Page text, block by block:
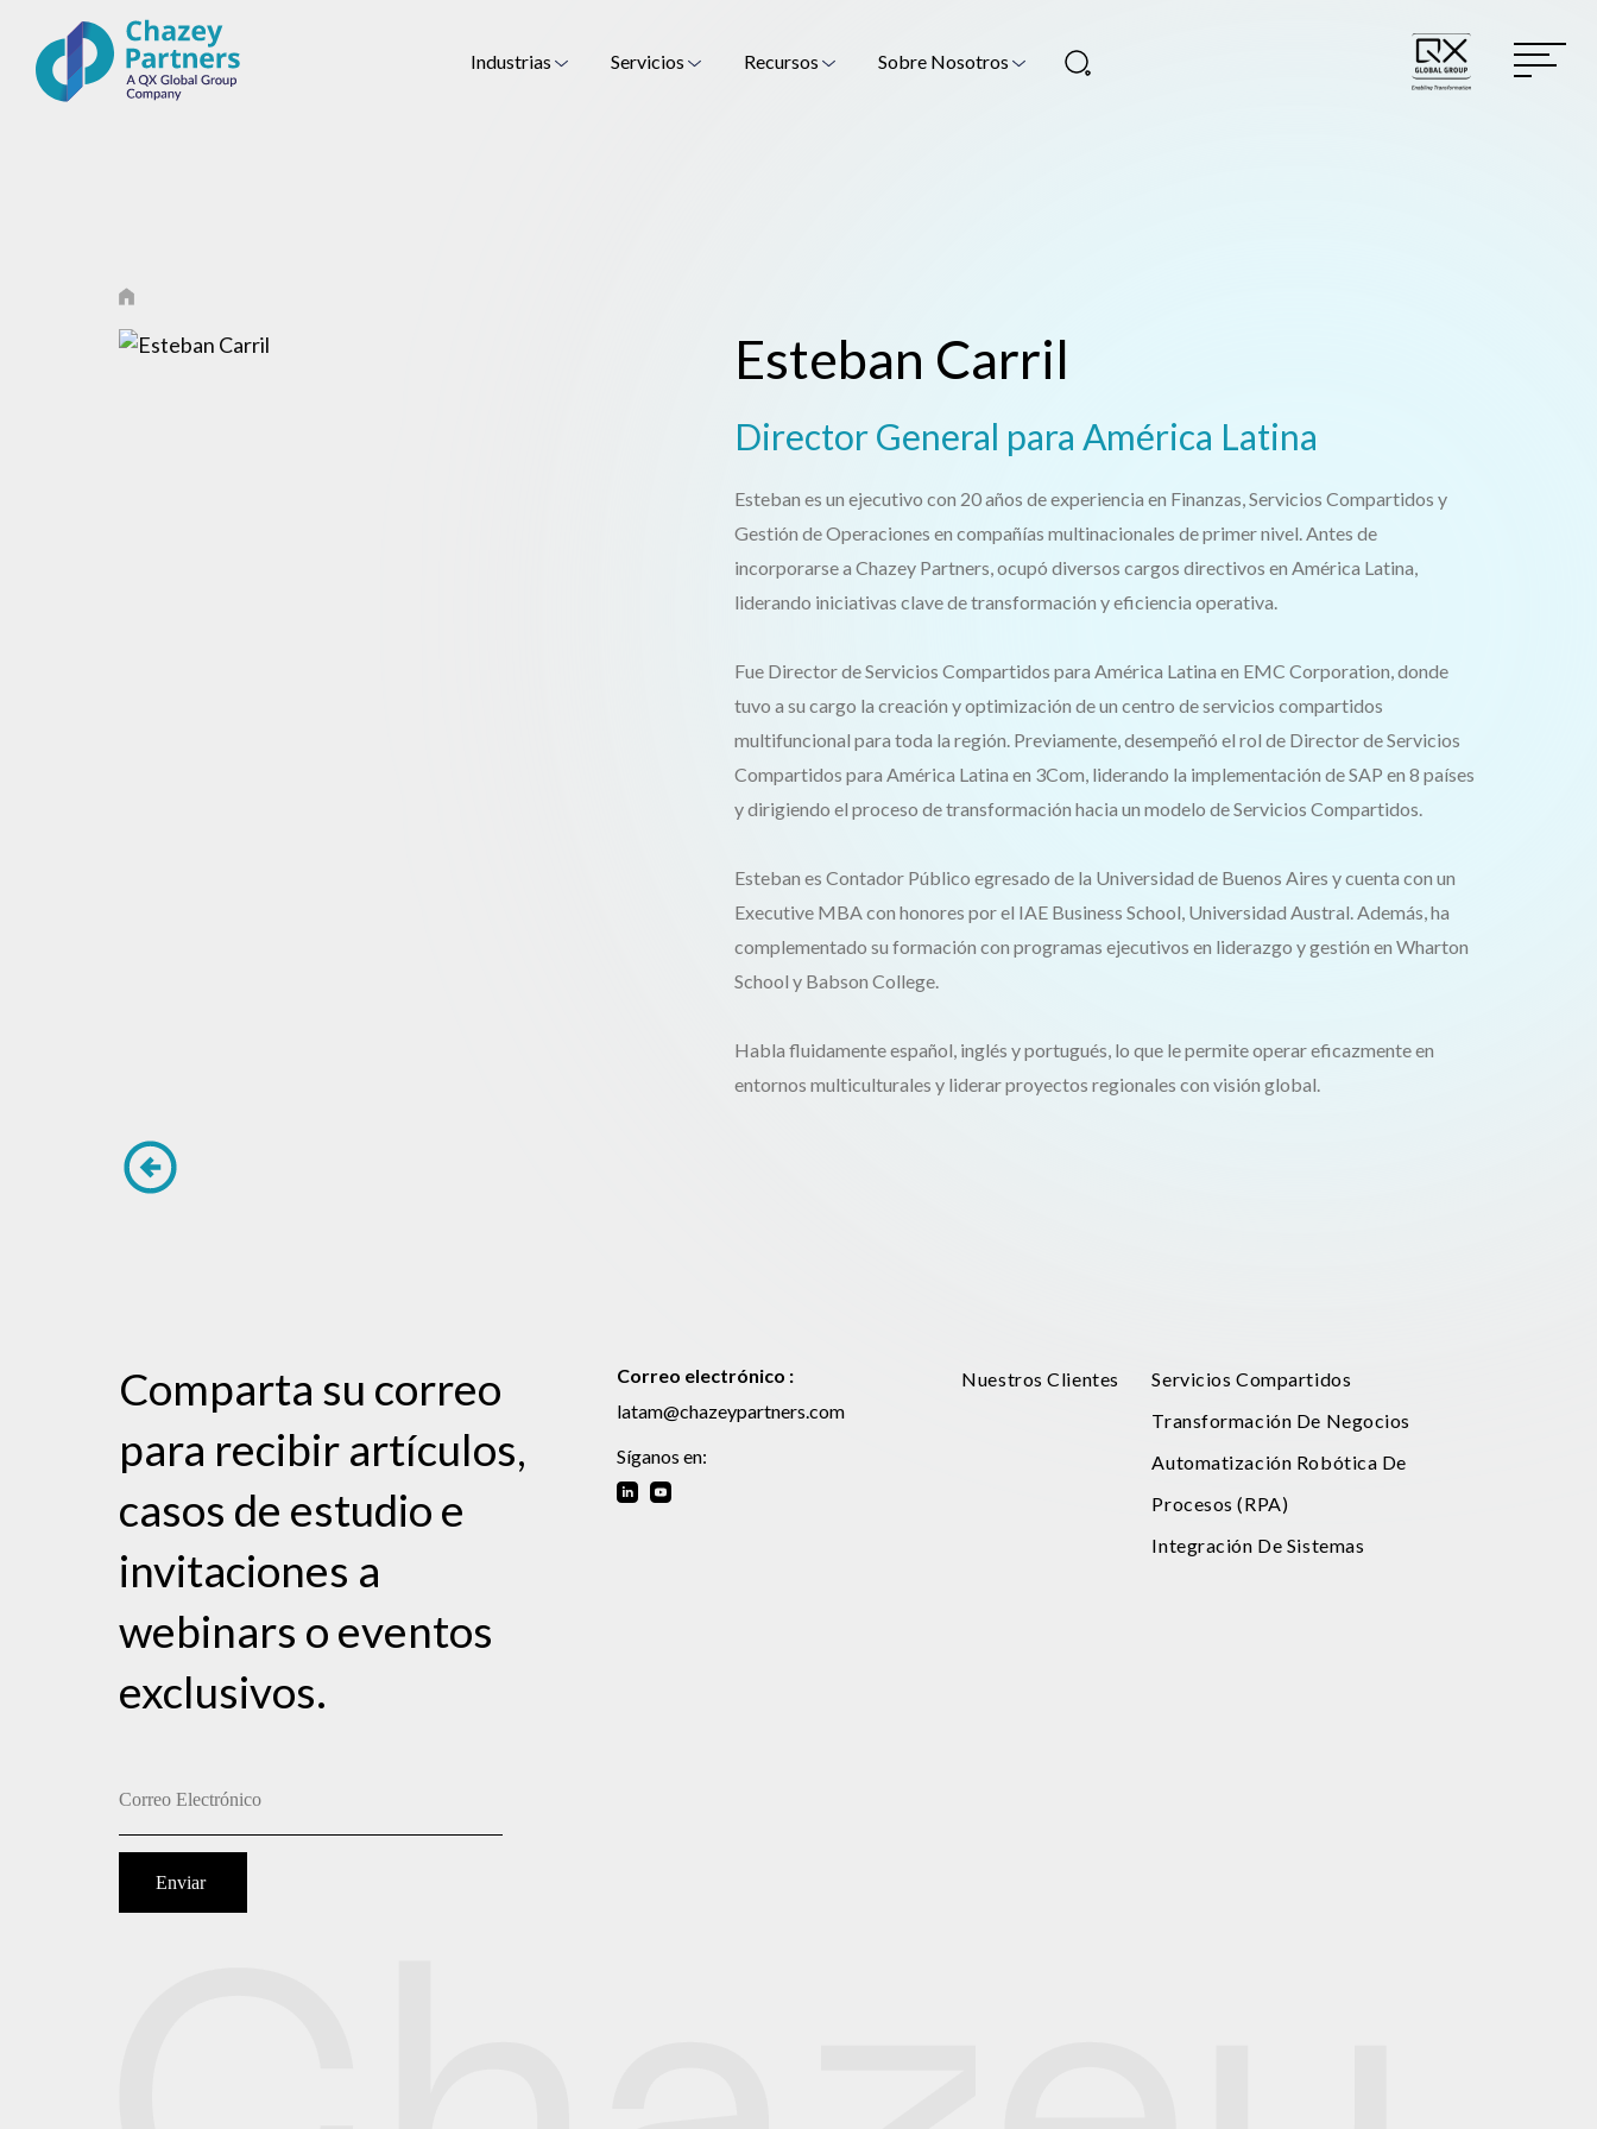
Industrias Servicios Recursos Sobre Nosotros
Esteban Carril
Director General para América Latina
Esteban es un ejecutivo con 20 años de experiencia en Finanzas, Servicios Compartidos y
Gestión de Operaciones en compañías multinacionales de primer nivel. Antes de
incorporarse a Chazey Partners, ocupó diversos cargos directivos en América Latina,
liderando iniciativas clave de transformación y eficiencia operativa.
Fue Director de Servicios Compartidos para América Latina en EMC Corporation, donde
tuvo a su cargo la creación y optimización de un centro de servicios compartidos
multifuncional para toda la región. Previamente, desempeñó el rol de Director de Servicios
Compartidos para América Latina en 3Com, liderando la implementación de SAP en 8 países
y dirigiendo el proceso de transformación hacia un modelo de Servicios Compartidos.
Esteban es Contador Público egresado de la Universidad de Buenos Aires y cuenta con un
Executive MBA con honores por el IAE Business School, Universidad Austral. Además, ha
complementado su formación con programas ejecutivos en liderazgo y gestión en Wharton
School y Babson College.
Habla fluidamente español, inglés y portugués, lo que le permite operar eficazmente en
entornos multiculturales y liderar proyectos regionales con visión global.
Comparta su correo
para recibir artículos,
casos de estudio e
invitaciones a
webinars o eventos
exclusivos.
Correo electrónico :
latam@chazeypartners.com
Síganos en:
Nuestros Clientes
Servicios Compartidos
Transformación De Negocios
Automatización Robótica De
Procesos (RPA)
Integración De Sistemas